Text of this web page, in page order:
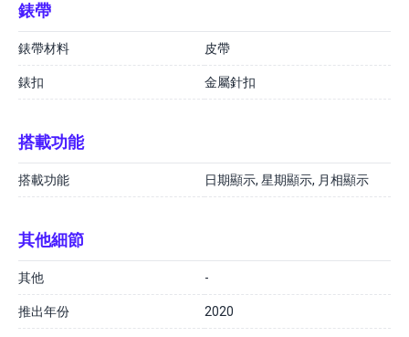
錶帶
錶帶材料 皮帶
錶扣 金屬針扣
搭載功能
搭載功能 日期顯示, 星期顯示, 月相顯示
其他細節
其他 -
推出年份 2020